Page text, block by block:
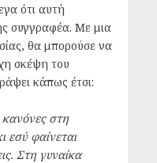
ότι αυτή
συγγραφέα. Με μια
θα μπορούσε να
σκέψη του
κάπως έτσι:
κανόνες στη
εσύ φαίνεται
Στη γυναίκα